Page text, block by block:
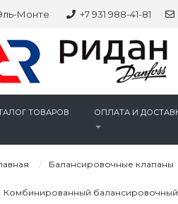
Монте +7 931 988-41-81
ТОВАРОВ ОПЛАТА И
Балансировочные клапаны
Комбинированный балансировочный